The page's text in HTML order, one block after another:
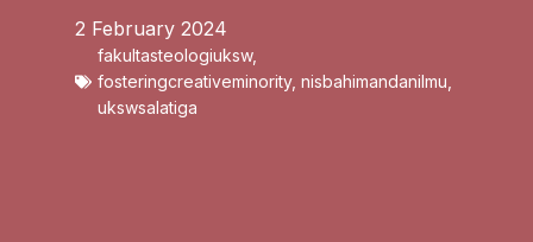
2 February 2024
fakultasteologiuksw,
fosteringcreativeminority, nisbahimandanilmu
ukswsalatiga